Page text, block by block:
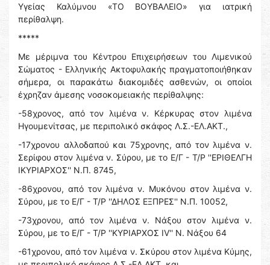
Υγείας Καλύμνου «ΤΟ ΒΟΥΒΑΛΕΙΟ» για ιατρική
περίθαλψη.
*****
Με μέριμνα του Κέντρου Επιχειρήσεων του Λιμενικού
Σώματος - Ελληνικής Ακτοφυλακής πραγματοποιήθηκαν
σήμερα, οι παρακάτω διακομιδές ασθενών, οι οποίοι
έχρηζαν άμεσης νοσοκομειακής περίθαλψης:
-58χρονος, από τον λιμένα ν. Κέρκυρας στον λιμένα
Ηγουμενίτσας, με περιπολικό σκάφος Λ.Σ.-ΕΛ.ΑΚΤ.,
-17χρονου αλλοδαπού και 75χρονης, από τον λιμένα ν.
Σερίφου στον λιμένα ν. Σύρου, με το Ε/Γ - Τ/Ρ ''ΕΡΙΘΕΛΓΗ
ΙΚΥΡΙΑΡΧΟΣ'' Ν.Π. 8745,
-86χρονου, από τον λιμένα ν. Μυκόνου στον λιμένα ν.
Σύρου, με το Ε/Γ - Τ/Ρ ''ΔΗΛΟΣ ΕΞΠΡΕΣ'' Ν.Π. 10052,
-73χρονου, από τον λιμένα ν. Νάξου στον λιμένα ν.
Σύρου, με το Ε/Γ - Τ/Ρ ''ΚΥΡΙΑΡΧΟΣ ΙV'' Ν. Νάξου 64
-61χρονου, από τον λιμένα ν. Σκύρου στον λιμένα Κύμης,